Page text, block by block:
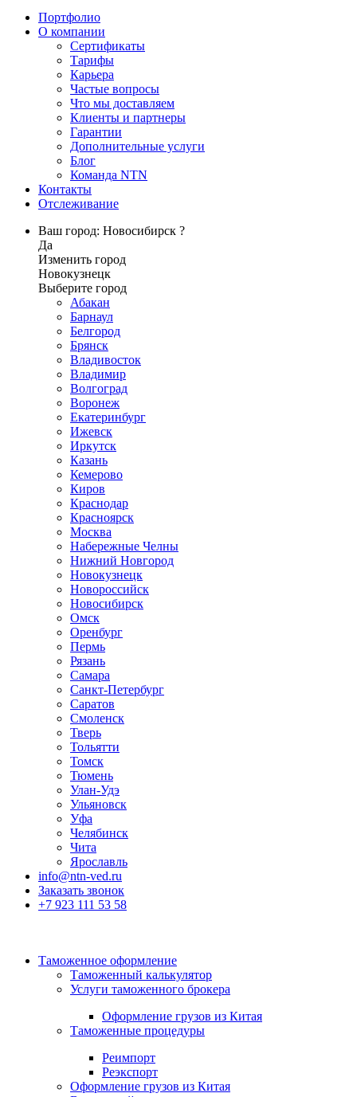
Портфолио
О компании
Сертификаты
Тарифы
Карьера
Частые вопросы
Что мы доставляем
Клиенты и партнеры
Гарантии
Дополнительные услуги
Блог
Команда NTN
Контакты
Отслеживание
Ваш город: Новосибирск ?
Да
Изменить город
Новокузнецк
Выберите город
Абакан
Барнаул
Белгород
Брянск
Владивосток
Владимир
Волгоград
Воронеж
Екатеринбург
Ижевск
Иркутск
Казань
Кемерово
Киров
Краснодар
Красноярск
Москва
Набережные Челны
Нижний Новгород
Новокузнецк
Новороссийск
Новосибирск
Омск
Оренбург
Пермь
Рязань
Самара
Санкт-Петербург
Саратов
Смоленск
Тверь
Тольятти
Томск
Тюмень
Улан-Удэ
Ульяновск
Уфа
Челябинск
Чита
Ярославль
info@ntn-ved.ru
Заказать звонок
+7 923 111 53 58
Таможенное оформление
Таможенный калькулятор
Услуги таможенного брокера
Оформление грузов из Китая
Таможенные процедуры
Реимпорт
Реэкспорт
Оформление грузов из Китая